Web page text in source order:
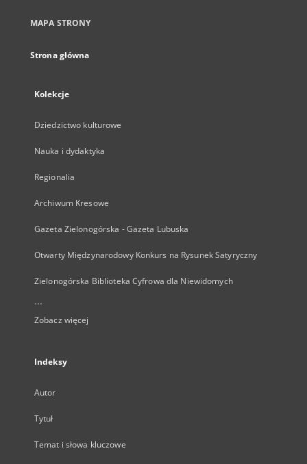
MAPA STRONY
Strona główna
Kolekcje
Dziedzictwo kulturowe
Nauka i dydaktyka
Regionalia
Archiwum Kresowe
Gazeta Zielonogórska - Gazeta Lubuska
Otwarty Międzynarodowy Konkurs na Rysunek Satyryczny
Zielonogórska Biblioteka Cyfrowa dla Niewidomych
...
Zobacz więcej
Indeksy
Autor
Tytuł
Temat i słowa kluczowe